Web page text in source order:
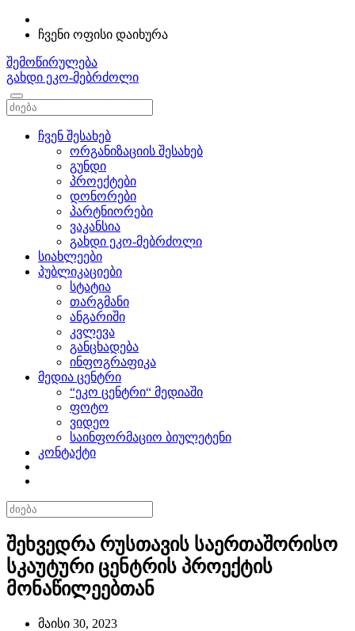
ჩვენი ოფისი დაიხურა
შემოწირულება
გახდი ეკო-მებრძოლი
ჩვენ შესახებ
ორგანიზაციის შესახებ
გუნდი
პროექტები
დონორები
პარტნიორები
ვაკანსია
გახდი ეკო-მებრძოლი
სიახლეები
პუბლიკაციები
სტატია
თარგმანი
ანგარიში
კვლევა
განცხადება
ინფოგრაფიკა
მედია ცენტრი
“ეკო ცენტრი“ მედიაში
ფოტო
ვიდეო
საინფორმაციო ბიულეტენი
კონტაქტი
შეხვედრა რუსთავის საერთაშორისო
სკაუტური ცენტრის პროექტის
მონაწილეებთან
მაისი 30, 2023